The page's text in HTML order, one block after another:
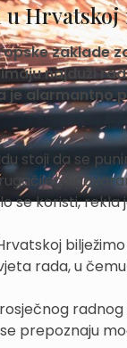
u
zaklade
najduži
je alarmantno
stoji da se
se koristi, rekla
rada, u
prepoznaju